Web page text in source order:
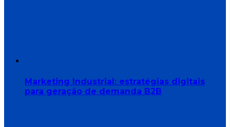
Marketing Industrial: estratégias digitais
para geração de demanda B2B